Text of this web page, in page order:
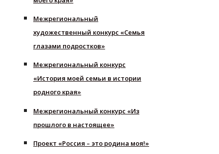
Межрегиональный
художественный конкурс «Семья
глазами подростков»
Межрегиональный конкурс
«История моей семьи в истории
родного края»
Межрегиональный конкурс «Из
прошлого в настоящее»
Проект «Россия – это родина моя!»